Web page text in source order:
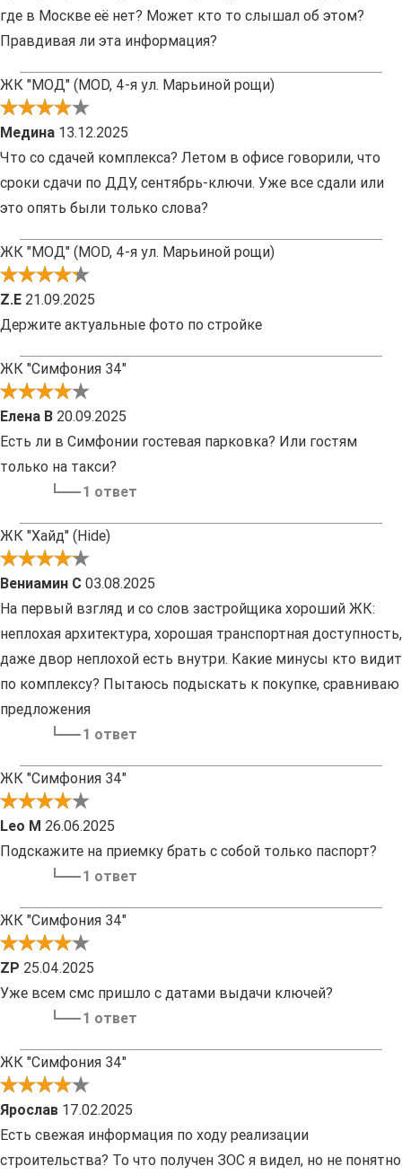
где в Москве её нет? Может кто то слышал об этом?
Правдивая ли эта информация?
ЖК "МОД" (MOD, 4-я ул. Марьиной рощи)
Медина 13.12.2025
Что со сдачей комплекса? Летом в офисе говорили, что
сроки сдачи по ДДУ, сентябрь-ключи. Уже все сдали или
это опять были только слова?
ЖК "МОД" (MOD, 4-я ул. Марьиной рощи)
Z.E 21.09.2025
Держите актуальные фото по стройке
ЖК "Симфония 34"
Елена В 20.09.2025
Есть ли в Симфонии гостевая парковка? Или гостям
только на такси?
1 ответ
ЖК "Хайд" (Hide)
Вениамин С 03.08.2025
На первый взгляд и со слов застройщика хороший ЖК:
неплохая архитектура, хорошая транспортная доступность,
даже двор неплохой есть внутри. Какие минусы кто видит
по комплексу? Пытаюсь подыскать к покупке, сравниваю
предложения
1 ответ
ЖК "Симфония 34"
Leo M 26.06.2025
Подскажите на приемку брать с собой только паспорт?
1 ответ
ЖК "Симфония 34"
ZP 25.04.2025
Уже всем смс пришло с датами выдачи ключей?
1 ответ
ЖК "Симфония 34"
Ярослав 17.02.2025
Есть свежая информация по ходу реализации
строительства? То что получен ЗОС я видел, но не понятно